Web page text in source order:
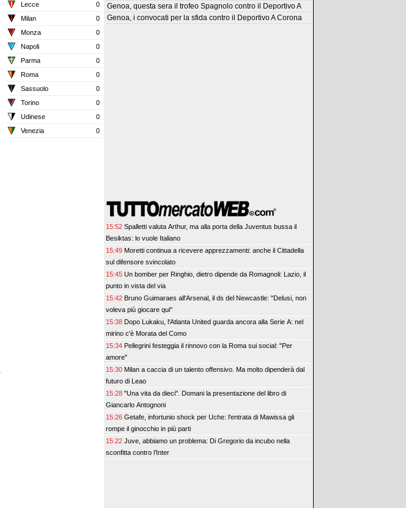
Lecce
0
Milan
0
Monza
0
Napoli
0
Parma
0
Roma
0
Sassuolo
0
Torino
0
Udinese
0
Venezia
0
Genoa, questa sera il trofeo Spagnolo contro il Deportivo A
Genoa, i convocati per la sfida contro il Deportivo A Corona
15:52 Spalletti valuta Arthur, ma alla porta della Juventus bussa il
Besiktas: lo vuole Italiano
15:49 Moretti continua a ricevere apprezzamenti: anche il Cittadella
sul difensore svincolato
15:45 Un bomber per Ringhio, dietro dipende da Romagnoli: Lazio, il
punto in vista del via
15:42 Bruno Guimaraes all'Arsenal, il ds del Newcastle: "Delusi, non
voleva più giocare qui"
15:38 Dopo Lukaku, l'Atlanta United guarda ancora alla Serie A: nel
mirino c'è Morata del Como
15:34 Pellegrini festeggia il rinnovo con la Roma sui social: "Per
amore"
15:30 Milan a caccia di un talento offensivo. Ma molto dipenderà dal
futuro di Leao
15:28 "Una vita da dieci". Domani la presentazione del libro di
Giancarlo Antognoni
15:26 Getafe, infortunio shock per Uche: l'entrata di Mawissa gli
rompe il ginocchio in più parti
15:22 Juve, abbiamo un problema: Di Gregorio da incubo nella
sconfitta contro l’Inter